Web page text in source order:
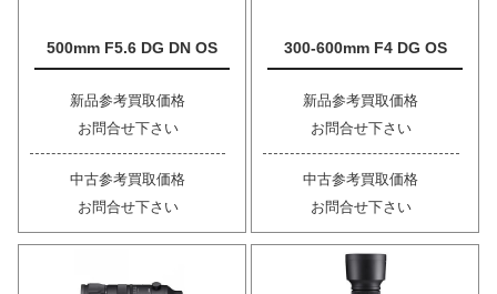
500mm F5.6 DG DN OS
新品参考買取価格
お問合せ下さい
中古参考買取価格
お問合せ下さい
300-600mm F4 DG OS
新品参考買取価格
お問合せ下さい
中古参考買取価格
お問合せ下さい